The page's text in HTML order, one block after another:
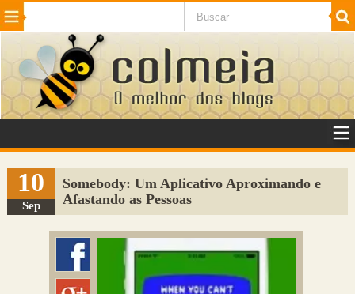
Beleza Cinema e TV
Internet Jogos NotÃ­cias SaÃºde
VeÃ­culos Adulto
Sugerir Link
Adicionar Blog
Colmeia Exchange
10
Sep
Somebody: Um Aplicativo Aproximando e
Afastando as Pessoas